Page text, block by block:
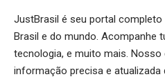
JustBrasil é seu portal
Brasil e do mundo. Acompanhe
tecnologia, e muito mais.
informação precisa e atualizada